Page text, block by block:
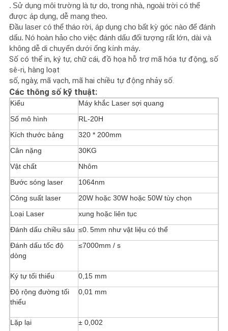
SƠ
ĐỒ
TRANG
WEB
PRIVACY
POLICY
. Sử dụng môi trường là tự do, trong nhà, ngoài trời có thể
được áp dụng, dễ mang theo.
Đầu laser có thể tháo rời, áp dụng cho bất kỳ góc nào để đánh
dấu. Nó hoàn hảo cho việc đánh dấu đối tượng rất lớn, dài và
không dễ di chuyển dưới ống kính máy.
Số có thể in, ký tự, chữ cái, đồ họa hỗ trợ mã hóa tự động, số
sê-ri, hàng loạt
số, ngày, mã vạch, mã hai chiều tự động nhảy số.
Các thông số kỹ thuật:
Kiểu
Máy khắc Laser sợi quang
Số mô hình
RL-20H
Kích thước bảng
320 * 200mm
Cân nặng
30KG
Vật chất
Nhôm
Bước sóng laser
1064nm
Công suất laser
20W hoặc 30W hoặc 50W tùy chọn
Loại Laser
xung hoặc liên tục
Đánh dấu chiều sâu ≤0. 5mm như vật liệu có thể
Đánh dấu tốc độ
dòng
≤7000mm / s
Ký tự tối thiểu
0,15 mm
Độ rộng đường tối
thiểu
0,01 mm
Lặp lại
± 0,002